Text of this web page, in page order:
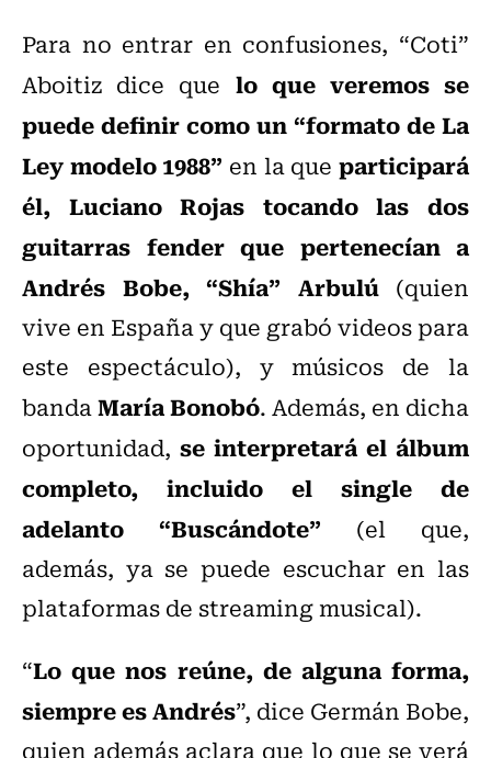
Para no entrar en confusiones, “Coti”
Aboitiz dice que lo que veremos se
puede definir como un “formato de La
Ley modelo 1988” en la queparticipará
él, Luciano Rojas tocando las dos
guitarras fender que pertenecían a
Andrés Bobe, “Shía” Arbulú(quien
vive en España y que grabó videos para
este espectáculo), y músicos de la
bandaMaría Bonobó. Además, en dicha
oportunidad, se interpretará el álbum
completo, incluido el single de
adelanto “Buscándote” (el que,
además, ya se puede escuchar en las
plataformas de streaming musical).
“Lo que nos reúne, de alguna forma,
siempre es Andrés”, dice Germán Bobe,
quien además aclara que lo que se verá